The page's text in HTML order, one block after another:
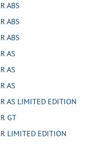
ABS
ABS
ABS
AS
AS
AS
LIMITED EDITION
GT
EDITION